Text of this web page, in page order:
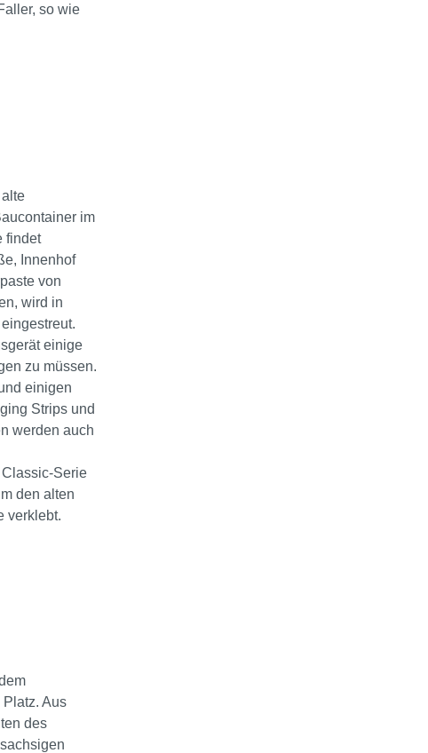
so wie
im
findet
Innenhof
von
wird in
einige
zu müssen.
einigen
Strips und
werden auch
Serie
den alten
verklebt.
Aus
des